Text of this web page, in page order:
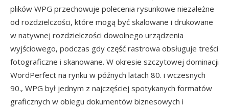
plików WPG przechowuje polecenia rysunkowe niezależne
od rozdzielczości, które mogą być skalowane i drukowane
w natywnej rozdzielczości dowolnego urządzenia
wyjściowego, podczas gdy część rastrowa obsługuje treści
fotograficzne i skanowane. W okresie szczytowej dominacji
WordPerfect na rynku w późnych latach 80. i wczesnych
90., WPG był jednym z najczęściej spotykanych formatów
graficznych w obiegu dokumentów biznesowych i